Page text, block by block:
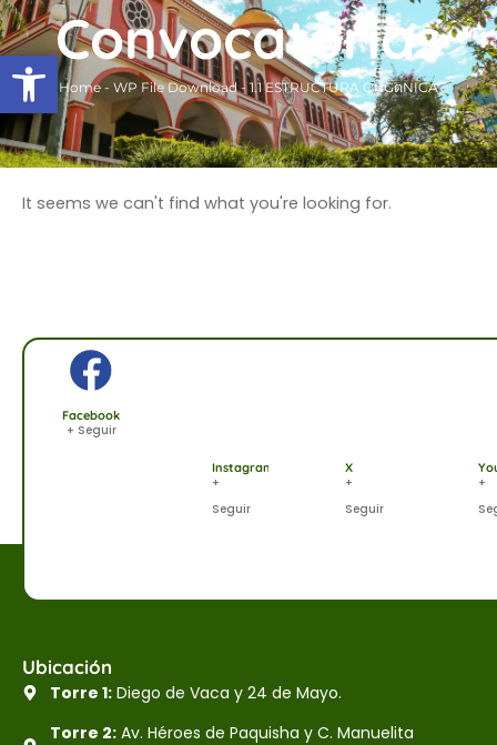
Abrir barra de herramientas
Ir
al
contenidoConvocatorias
Home - WP File Download-1.1 ESTRUCTURA ORGตNICA
It seems we can't find what you're looking for.
Facebook
+ Seguir
Instagram
+
Seguir
X
+
Seguir
+
Ubicación
Torre 1:Diego de Vaca y 24 de Mayo.
Torre 2:Av. Héroes de Paquisha y C. Manuelita